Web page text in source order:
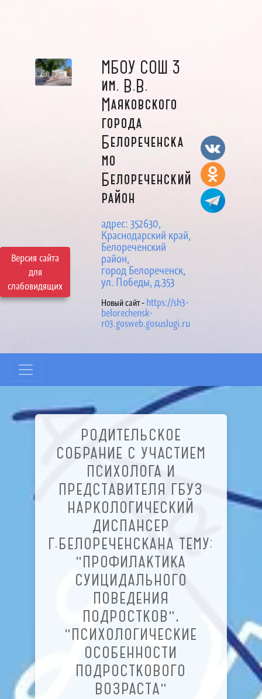
Версия сайта
для
слабовидящих
МБОУ СОШ 3
им. В.В.
Маяковского
города
Белореченска
мо
Белореченский
район
адрес: 352630,
Краснодарский край,
Белореченский
район,
город Белореченск,
ул. Победы, д.353
Новый сайт - https://sh3-
belorechensk-
r03.gosweb.gosuslugi.ru
РОДИТЕЛЬСКОЕ
СОБРАНИЕ С УЧАСТИЕМ
ПСИХОЛОГА И
ПРЕДСТАВИТЕЛЯ ГБУЗ
НАРКОЛОГИЧЕСКИЙ
ДИСПАНСЕР
Г.БЕЛОРЕЧЕНСКАНА ТЕМУ:
"ПРОФИЛАКТИКА
СУИЦИДАЛЬНОГО
ПОВЕДЕНИЯ
ПОДРОСТКОВ",
"ПСИХОЛОГИЧЕСКИЕ
ОСОБЕННОСТИ
ПОДРОСТКОВОГО
ВОЗРАСТА"